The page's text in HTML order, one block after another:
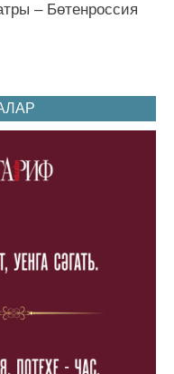
– Бөтенроссия